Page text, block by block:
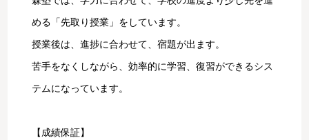
める「先取り授業」をしています。
授業後は、進捗に合わせて、宿題が出ます。
苦手をなくしながら、効率的に学習、復習ができるシス
テムになっています。
【成績保証】